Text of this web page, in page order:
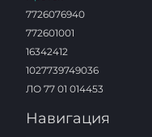
7726076940
772601001
16342412
1027739749036
ЛО 77 01 014453
Навигация